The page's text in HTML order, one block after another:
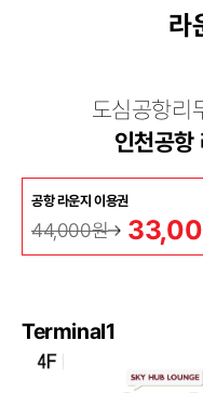
라
도심공항리
인천공항
공항 라운지 이용권
44,000원
Terminal1